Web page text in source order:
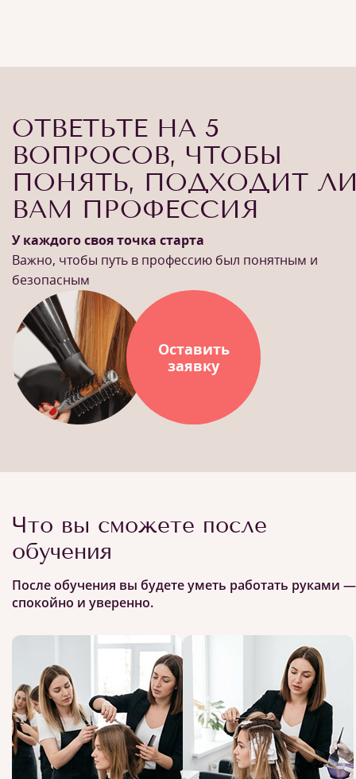
ОТВЕТЬТЕ НА 5
ВОПРОСОВ, ЧТОБЫ
ПОНЯТЬ, ПОДХОДИТ
ВАМ ПРОФЕССИЯ
У каждого своя точка старта
Важно, чтобы путь в профессию был понятным и
безопасным
Оставить
заявку
Что вы сможете после
обучения
После обучения вы будете уметь работать руками —
спокойно и уверенно.